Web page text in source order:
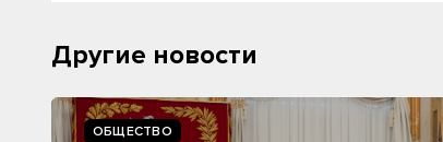
Другие новости
ОБЩЕСТВО